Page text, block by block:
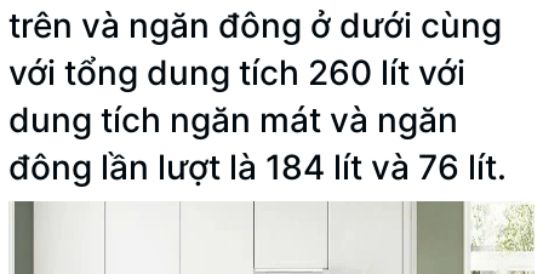
trên và ngăn đông ở dưới cùng
với tổng dung tích 260 lít với
dung tích ngăn mát và ngăn
đông lần lượt là 184 lít và 76 lít.